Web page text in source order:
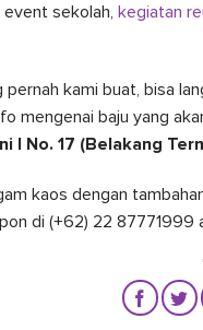
sekolah, kegiatan
kami buat, bisa
mengenai baju yang
I No. 17 (Belakang
kaos dengan
di (+62) 22